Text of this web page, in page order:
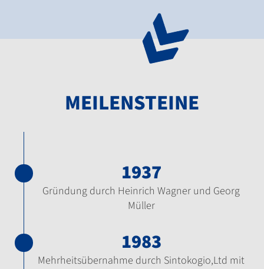
MEILENSTEINE
1937
Gründung durch Heinrich Wagner und Georg
Müller
1983
Mehrheitsübernahme durch Sintokogio,Ltd mit